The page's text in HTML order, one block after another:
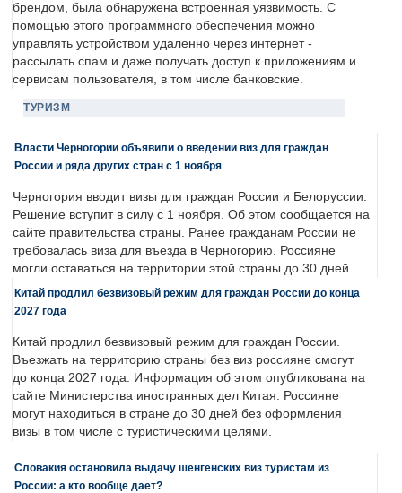
брендом, была обнаружена встроенная уязвимость. С
помощью этого программного обеспечения можно
управлять устройством удаленно через интернет -
рассылать спам и даже получать доступ к приложениям и
сервисам пользователя, в том числе банковские.
ТУРИЗМ
Власти Черногории объявили о введении виз для граждан
России и ряда других стран с 1 ноября
Черногория вводит визы для граждан России и Белоруссии.
Решение вступит в силу с 1 ноября. Об этом сообщается на
сайте правительства страны. Ранее гражданам России не
требовалась виза для въезда в Черногорию. Россияне
могли оставаться на территории этой страны до 30 дней.
Китай продлил безвизовый режим для граждан России до конца
2027 года
Китай продлил безвизовый режим для граждан России.
Въезжать на территорию страны без виз россияне смогут
до конца 2027 года. Информация об этом опубликована на
сайте Министерства иностранных дел Китая. Россияне
могут находиться в стране до 30 дней без оформления
визы в том числе с туристическими целями.
Словакия остановила выдачу шенгенских виз туристам из
России: а кто вообще дает?